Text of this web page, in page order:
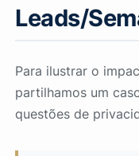
Leads/
Para ilustrar o
partilhamos um
questões de